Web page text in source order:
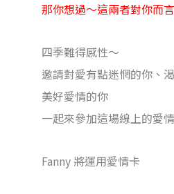
那你想過～這兩者對你而
四季難得感性～
邀請對愛有點迷惘的你、
美好愛情的你
一起來參加這場線上的愛
Fanny 將運用愛情卡